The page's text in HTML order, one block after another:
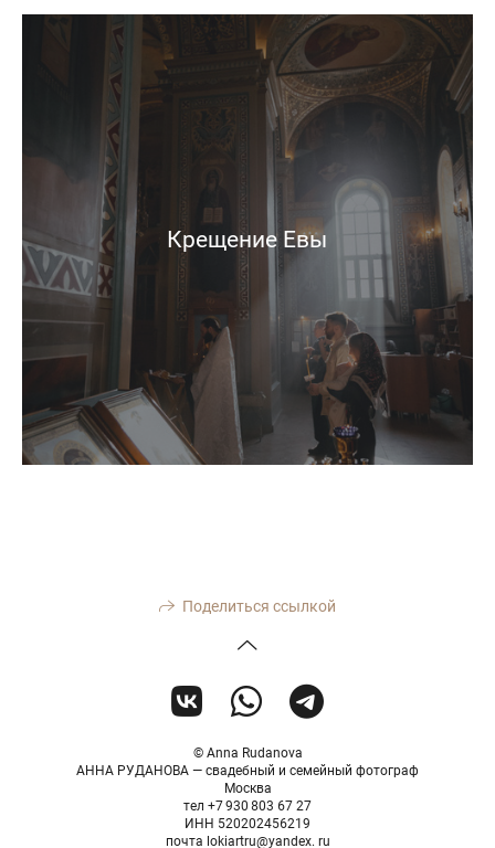
Крещение Евы
Поделиться ссылкой
© Anna Rudanova
АННА РУДАНОВА — свадебный и семейный фотограф
Москва
тел +7 930 803 67 27
ИНН 520202456219
почта lokiartru@yandex. ru